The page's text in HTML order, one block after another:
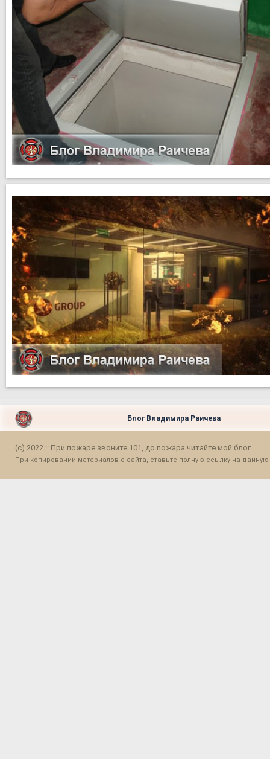
Блог Владимира Раичева
(c) 2022 :: При пожаре звоните 101, до пожара читайте мой блог...
При копировании материалов с сайта, ставьте полную ссылку на